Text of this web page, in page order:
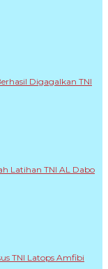
Digagalkan TNI
Latihan TNI AL Dabo
TNI Latops Amfibi